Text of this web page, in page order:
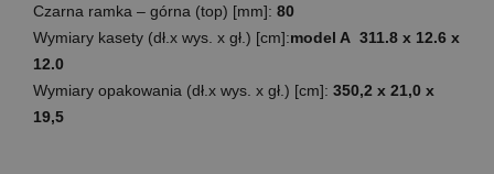
Czarna ramka – górna (top) [mm]: 80
Wymiary kasety (dł.x wys. x gł.) [cm]:model A 311.8 x 12.6 x
12.0
Wymiary opakowania (dł.x wys. x gł.) [cm]: 350,2 x 21,0 x
19,5